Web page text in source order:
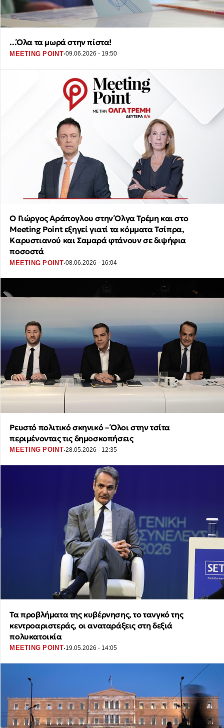
...Όλα τα μωρά στην πίστα!
MEETING POINT·09.06.2026 - 19:50
Ο Γιώργος Αράπογλου στην Όλγα Τρέμη και στο
Meeting Point εξηγεί γιατί τα κόμματα Τσίπρα,
Καρυστιανού και Σαμαρά φτάνουν σε διψήφια
ποσοστά
MEETING POINT·08.06.2026 - 16:04
Ρευστό πολιτικό σκηνικό – Όλοι στην τσίτα
περιμένοντας τις δημοσκοπήσεις
MEETING POINT·28.05.2026 - 12:35
Τα προβλήματα της κυβέρνησης, το τανγκό της
κεντροαριστεράς, οι αναταράξεις στη δεξιά
πολυκατοικία
MEETING POINT·19.05.2026 - 14:05